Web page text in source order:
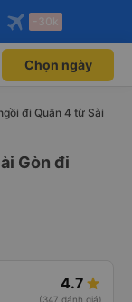
Mở app
Mở app
-30k
Chọn ngày
đi Quận 4 từ Sài
Gòn đi
4.7
(347 đánh giá)